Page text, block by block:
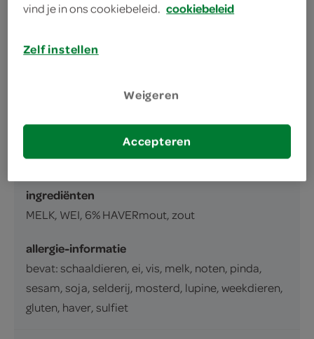
omschrijving
ingrediënten
ingrediënten
MELK, WEI, 6% HAVERmout, zout
allergie-informatie
bevat: schaaldieren, ei, vis, melk, noten, pinda,
sesam, soja, selderij, mosterd, lupine, weekdieren,
gluten, haver, sulfiet
vind je in ons cookiebeleid. cookiebeleid
Zelf instellen
Weigeren
Accepteren